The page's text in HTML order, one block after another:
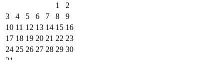
1
2
3
4 5 6 7 8
9
10 11 12 13 14 15 16
17 18 19 20 21 22 23
24 25 26 27 28 29 30